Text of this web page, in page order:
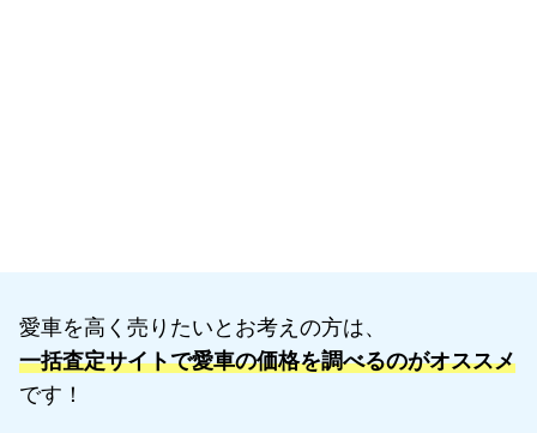
愛車を高く売りたいとお考えの方は、
一括査定サイトで愛車の価格を調べるのがオススメ
です！